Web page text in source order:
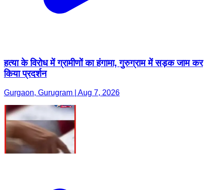
हत्या के विरोध में ग्रामीणों का हंगामा, गुरुग्राम में सड़क जाम कर
किया प्रदर्शन
Gurgaon, Gurugram | Aug 7, 2026